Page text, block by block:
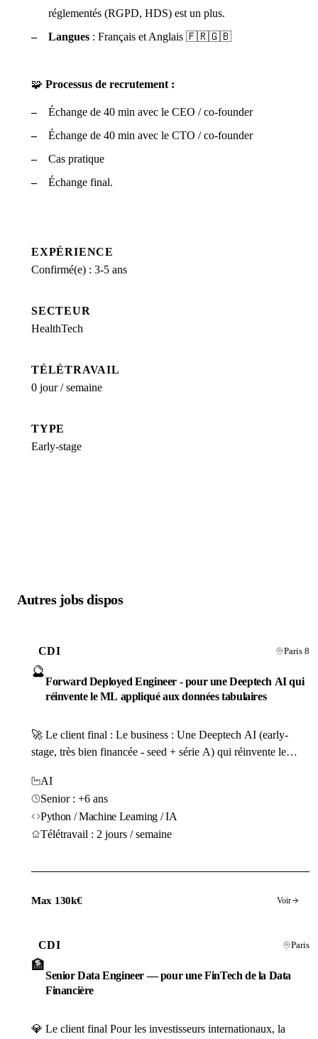
réglementés (RGPD, HDS) est un plus.
Langues : Français et Anglais 🇫🇷🇬🇧
🧩 Processus de recrutement :
Échange de 40 min avec le CEO / co-founder
Échange de 40 min avec le CTO / co-founder
Cas pratique
Échange final.
EXPÉRIENCE
Confirmé(e) : 3-5 ans
SECTEUR
HealthTech
TÉLÉTRAVAIL
0 jour / semaine
TYPE
Early-stage
Autres jobs dispos
CDI Paris 8
🔮
Forward Deployed Engineer - pour une Deeptech AI qui
réinvente le ML appliqué aux données tabulaires
🚀 Le client final : Le business : Une Deeptech AI (early-
stage, très bien financée - seed + série A) qui réinvente le
structurées complexes des entreprises. Les produits
commercialisés : Un agent capable de transformer la
prédiction quantitative industrielle (risque, prévision de...
AI
Senior : +6 ans
Python / Machine Learning / IA
Télétravail : 2 jours / semaine
Max 130k€ Voir
CDI Paris
🏦
Senior Data Engineer — pour une FinTech de la Data
Financière
💎 Le client final Pour les investisseurs internationaux, la